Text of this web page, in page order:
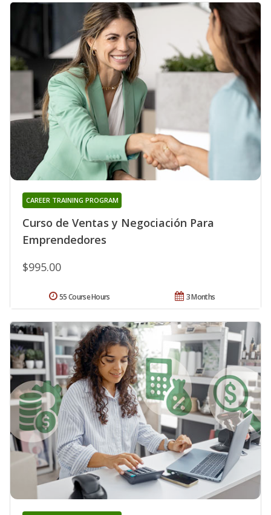
Curso de Ventas y Negociación Para
Emprendedores
CAREER TRAINING PROGRAM
$995.00
3 Months
55 Course Hours